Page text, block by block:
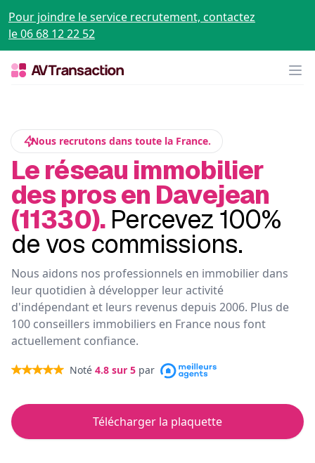
Pour joindre le service recrutement, contactez
le 06 68 12 22 52
Nous recrutons dans toute la France.
Le réseau immobilier
des pros en Davejean
(11330). Percevez 100%
de vos commissions.
Nous aidons nos professionnels en immobilier dans
leur quotidien à développer leur activité
d'indépendant et leurs revenus depuis 2006. Plus de
100 conseillers immobiliers en France nous font
actuellement confiance.
Noté 4.8 sur 5 par
Télécharger la plaquette